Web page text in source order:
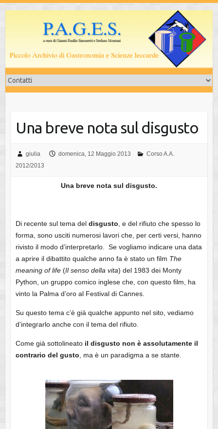
Una breve nota sul disgusto
giulia domenica, 12 Maggio 2013
Corso A.A.
2012/2013
Una breve nota sul disgusto.
Di recente sul tema del disgusto, e del rifiuto che spesso lo
forma, sono usciti numerosi lavori che, per certi versi, hanno
rivisto il modo d’interpretarlo. Se vogliamo indicare una data
a aprire il dibattito qualche anno fa è stato un film The
meaning of life(Il senso della vita) del 1983 dei Monty
Python, un gruppo comico inglese che, con questo film, ha
vinto la Palma d’oro al Festival di Cannes.
Su questo tema c’è già qualche appunto nel sito, vediamo
d’integrarlo anche con il tema del rifiuto.
Come già sottolineato il disgusto non è assolutamente il
contrario del gusto, ma è un paradigma a se stante.